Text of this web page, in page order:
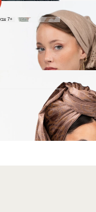
+7 צבעים
2
3
←